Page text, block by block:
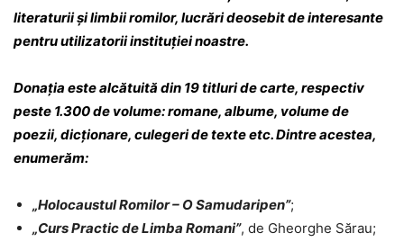
literaturii și limbii romilor, lucrări deosebit de interesante
pentru utilizatorii instituției noastre.
Donația este alcătuită din 19 titluri de carte, respectiv
peste 1.300 de volume: romane, albume, volume de
poezii, dicționare, culegeri de texte etc. Dintre acestea,
enumerăm:
„Holocaustul Romilor – O Samudaripen”;
„Curs Practic de Limba Romani”, de Gheorghe Sărau;